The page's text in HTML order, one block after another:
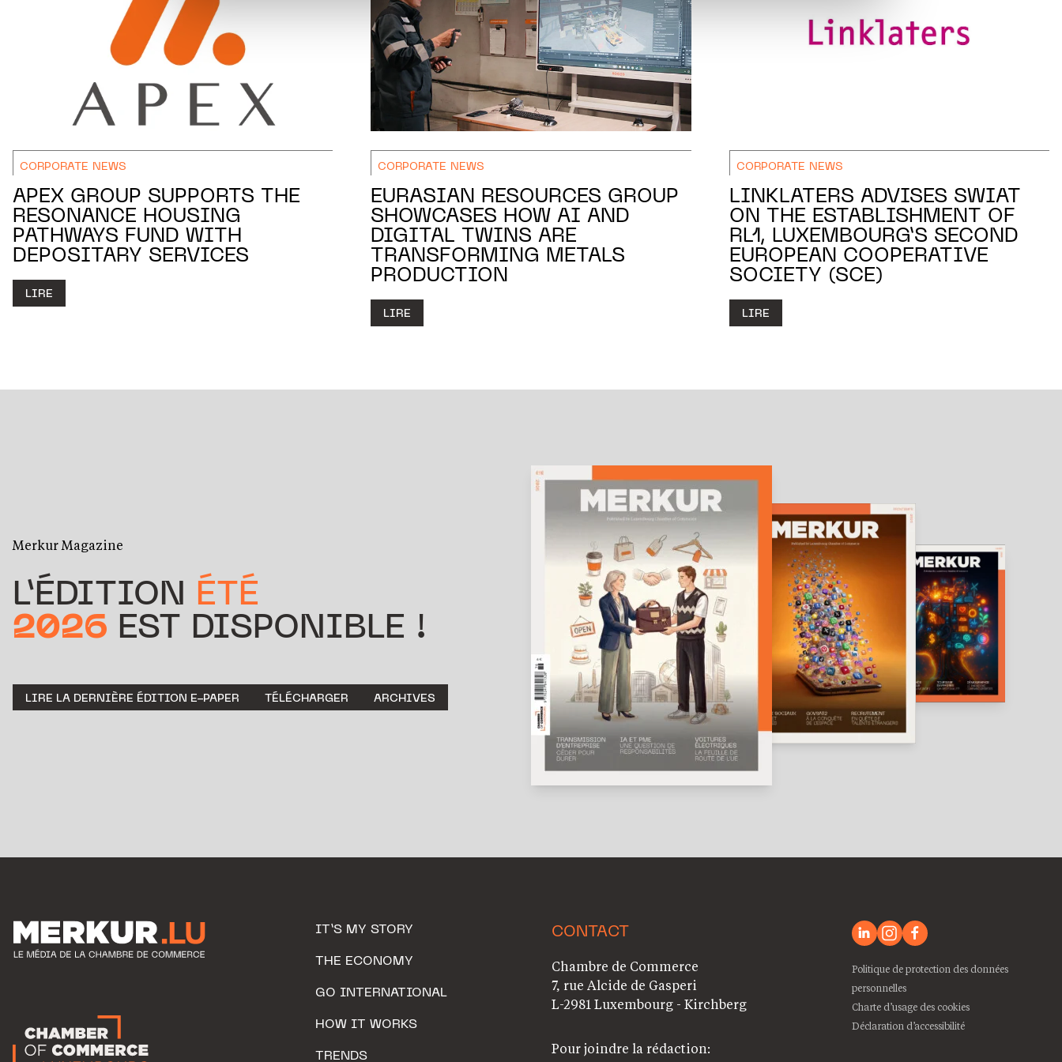
personnelles.
CORPORATE NEWS
APEX GROUP SUPPORTS THE
RESONANCE HOUSING
PATHWAYS FUND WITH
DEPOSITARY SERVICES
LIRE
CORPORATE NEWS
EURASIAN RESOURCES GROUP
SHOWCASES HOW AI AND
DIGITAL TWINS ARE
TRANSFORMING METALS
PRODUCTION
LIRE
CORPORATE NEWS
LINKLATERS ADVISES SWIAT
ON THE ESTABLISHMENT OF
RL1, LUXEMBOURG’S SECOND
EUROPEAN COOPERATIVE
SOCIETY (SCE)
LIRE
Merkur Magazine
L’ÉDITION ÉTÉ
2026 EST DISPONIBLE !
LIRE LA DERNIÈRE ÉDITION E-PAPER TÉLÉCHARGER ARCHIVES
IT’S MY STORY
THE ECONOMY
GO INTERNATIONAL
HOW IT WORKS
TRENDS
CONTACT
Chambre de Commerce
7, rue Alcide de Gasperi
L-2981 Luxembourg - Kirchberg
Pour joindre la rédaction:
Politique de protection des données
personnelles
Charte d’usage des cookies
Déclaration d’accessibilité